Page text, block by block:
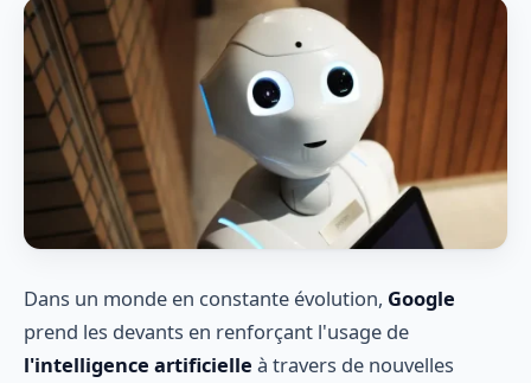
Dans un monde en constante évolution, Google
prend les devants en renforçant l'usage de
l'intelligence artificielle à travers de nouvelles